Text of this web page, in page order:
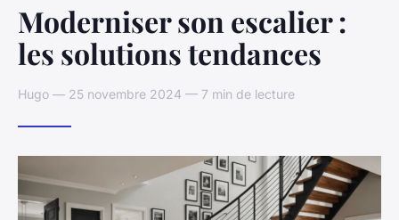
Moderniser son escalier :
les solutions tendances
Hugo — 25 novembre 2024 — 7 min de lecture